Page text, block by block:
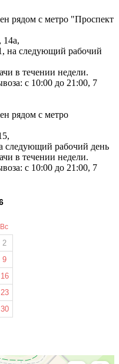
рядом с метро "Проспект
14а,
на следующий рабочий
в течении недели.
с 10:00 до 21:00, 7
рядом с метро
следующий рабочий день
в течении недели.
с 10:00 до 21:00, 7
Вс
2
9
16
23
30